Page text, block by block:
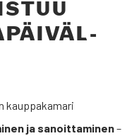
kaup­pa­ka­ma­ri
ja sanoit­ta­mi­nen–